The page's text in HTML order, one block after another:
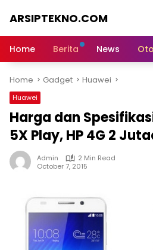
ARSIPTEKNO.COM
Informasi
Home Berita News
Home Gadget Huawei
Huawei
Harga dan
5X Play, HP 4G 2
Admin
2 Min Read
October 7, 2015